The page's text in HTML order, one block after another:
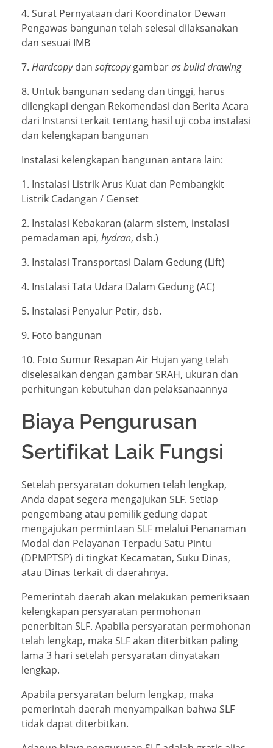
4. Surat Pernyataan dari Koordinator Dewan
Pengawas bangunan telah selesai dilaksanakan
dan sesuai IMB
7. Hardcopydan softcopygambaras build drawing
8. Untuk bangunan sedang dan tinggi, harus
dilengkapi dengan Rekomendasi dan Berita Acara
dari Instansi terkait tentang hasil uji coba instalasi
dan kelengkapan bangunan
Instalasi kelengkapan bangunan antara lain:
1. Instalasi Listrik Arus Kuat dan Pembangkit
Listrik Cadangan / Genset
2. Instalasi Kebakaran (alarm sistem, instalasi
pemadaman api, hydran, dsb.)
3. Instalasi Transportasi Dalam Gedung (Lift)
4. Instalasi Tata Udara Dalam Gedung (AC)
5. Instalasi Penyalur Petir, dsb.
9. Foto bangunan
10. Foto Sumur Resapan Air Hujan yang telah
diselesaikan dengan gambar SRAH, ukuran dan
perhitungan kebutuhan dan pelaksanaannya
Biaya Pengurusan
Sertifikat Laik Fungsi
Setelah persyaratan dokumen telah lengkap,
Anda dapat segera mengajukan SLF. Setiap
pengembang atau pemilik gedung dapat
mengajukan permintaan SLF melalui Penanaman
Modal dan Pelayanan Terpadu Satu Pintu
(DPMPTSP) di tingkat Kecamatan, Suku Dinas,
atau Dinas terkait di daerahnya.
Pemerintah daerah akan melakukan pemeriksaan
kelengkapan persyaratan permohonan
penerbitan SLF. Apabila persyaratan permohonan
telah lengkap, maka SLF akan diterbitkan paling
lama 3 hari setelah persyaratan dinyatakan
lengkap.
Apabila persyaratan belum lengkap, maka
pemerintah daerah menyampaikan bahwa SLF
tidak dapat diterbitkan.